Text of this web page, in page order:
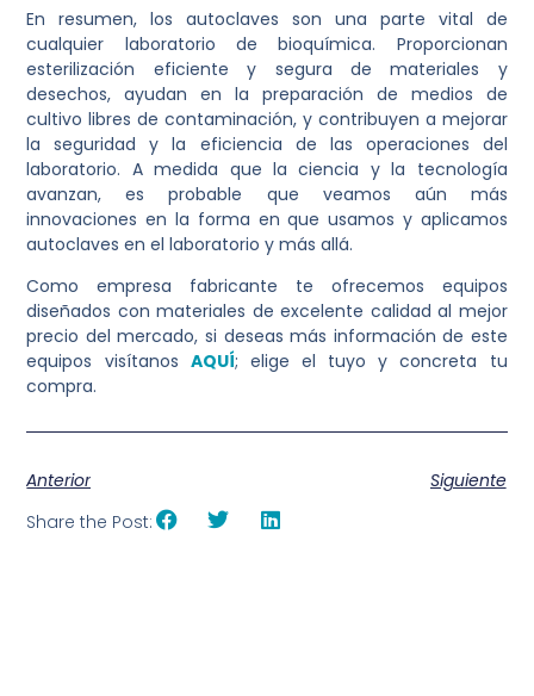
En resumen, los autoclaves son una parte vital de
cualquier laboratorio de bioquímica. Proporcionan
esterilización eficiente y segura de materiales y
desechos, ayudan en la preparación de medios de
cultivo libres de contaminación, y contribuyen a mejorar
la seguridad y la eficiencia de las operaciones del
laboratorio. A medida que la ciencia y la tecnología
avanzan, es probable que veamos aún más
innovaciones en la forma en que usamos y aplicamos
autoclaves en el laboratorio y más allá.
Como empresa fabricante te ofrecemos equipos
diseñados con materiales de excelente calidad al mejor
precio del mercado, si deseas más información de este
equipos visítanos AQUÍ; elige el tuyo y concreta tu
compra.
Anterior
Siguiente
Share the Post: